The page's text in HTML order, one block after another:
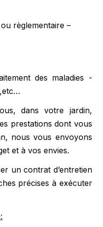
règlementaire –
des maladies -
dans votre jardin,
prestations dont vous
nous vous envoyons
et à vos envies.
un contrat d’entretien
précises à exécuter